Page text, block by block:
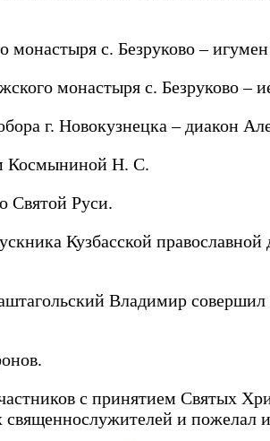
монастыря с. Безруково –
монастыря с. Безруково –
г. Новокузнецка – диакон
Космыниной Н. С.
Святой Руси.
Кузбасской
Владимир
с принятием Святых
священнослужителей и